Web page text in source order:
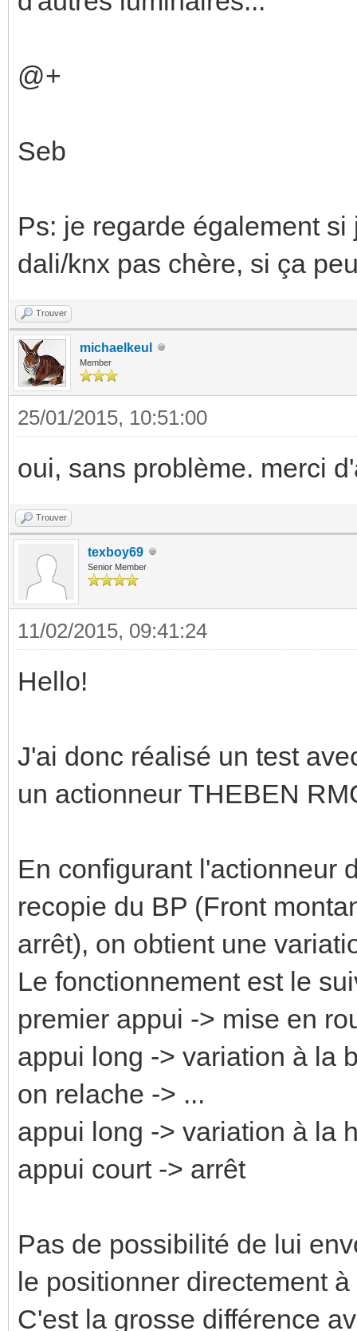
@+
Seb
Ps: je regarde également
dali/knx pas chère, si ça
Trouver
michaelkeul
Member
25/01/2015, 10:51:00
oui, sans problème. merci
Trouver
texboy69
Senior Member
11/02/2015, 09:41:24
Hello!
J'ai donc réalisé un test
un actionneur THEBEN
En configurant l'actionneur
recopie du BP (Front
arrêt), on obtient une
Le fonctionnement est le
premier appui -> mise en
appui long -> variation à la
on relache -> ...
appui long -> variation à la
appui court -> arrêt
Pas de possibilité de lui
le positionner directement
C'est la grosse différence